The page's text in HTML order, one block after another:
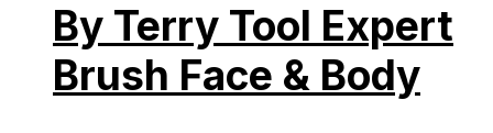
By Terry Tool Expert
Brush Face & Body